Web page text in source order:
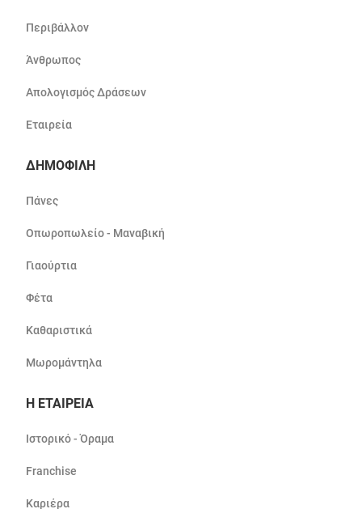
Περιβάλλον
Άνθρωπος
Απολογισμός Δράσεων
Εταιρεία
ΔΗΜΟΦΙΛΗ
Πάνες
Οπωροπωλείο - Μαναβική
Γιαούρτια
Φέτα
Καθαριστικά
Μωρομάντηλα
Η ΕΤΑΙΡΕΙΑ
Ιστορικό - Όραμα
Franchise
Καριέρα